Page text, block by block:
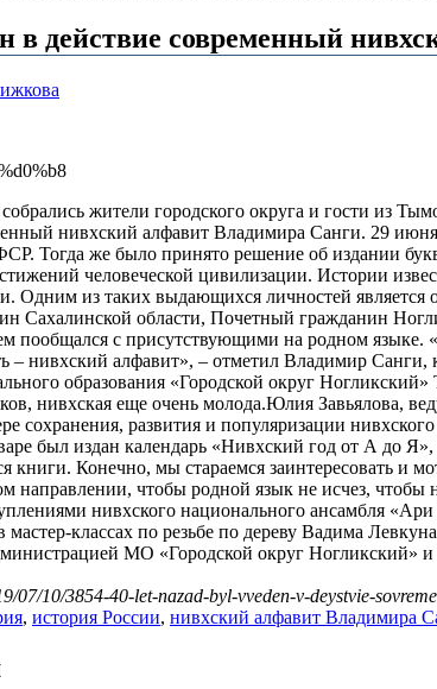
в действие современный
жители городского округа и гости из
нивхский алфавит Владимира Санги. 29
Тогда же было принято решение об издании
человеческой цивилизации. Истории
Одним из таких выдающихся личностей является
Сахалинской области, Почетный гражданин
пообщался с присутствующими на родном
– нивхский алфавит», – отметил Владимир
образования «Городской округ
нивхская еще очень молода.Юлия Завьялова,
сохранения, развития и популяризации
был издан календарь «Нивхский год от А до
книги. Конечно, мы стараемся заинтересовать
направлении, чтобы родной язык не исчез,
нивхского национального ансамбля
классах по резьбе по дереву Вадима
МО «Городской округ
07/10/3854-40-let-nazad-byl-vveden-v-deystvie-
, история России, нивхский алфавит Владимира